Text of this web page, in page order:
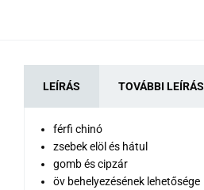
LEÍRÁS TOVÁBBI LEÍRÁS
férfi chinó
zsebek elöl és hátul
gomb és cipzár
öv behelyezésének lehetősége